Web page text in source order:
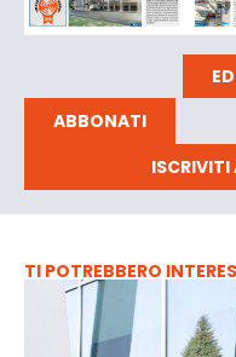
ABBONATI
ISCRIVITI
TI POTREBBERO